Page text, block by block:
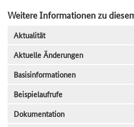
Weitere Informationen zu
Aktualität
Aktuelle Änderungen
Basisinformationen
Beispielaufrufe
Dokumentation